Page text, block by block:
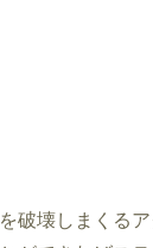
破壊しまくる